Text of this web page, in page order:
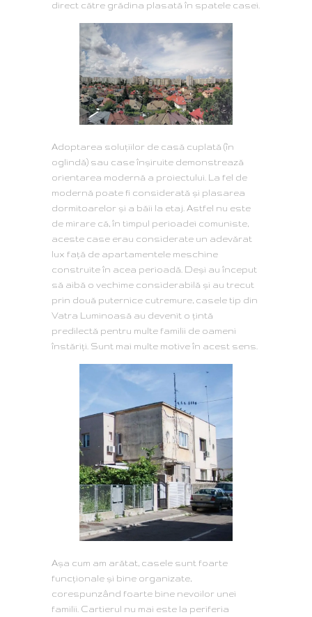
direct către grădina plasată în spatele casei.
Adoptarea soluţiilor de casă cuplată (în
oglindă) sau case înşiruite demonstrează
orientarea modernă a proiectului. La fel de
modernă poate fi considerată şi plasarea
dormitoarelor şi a băii la etaj. Astfel nu este
de mirare că, în timpul perioadei comuniste,
aceste case erau considerate un adevărat
lux faţă de apartamentele meschine
construite în acea perioadă. Deşi au început
să aibă o vechime considerabilă şi au trecut
prin două puternice cutremure, casele tip din
Vatra Luminoasă au devenit o ţintă
predilectă pentru multe familii de oameni
înstăriţi. Sunt mai multe motive în acest sens.
Aşa cum am arătat, casele sunt foarte
funcţionale şi bine organizate,
corespunzând foarte bine nevoilor unei
familii. Cartierul nu mai este la periferia